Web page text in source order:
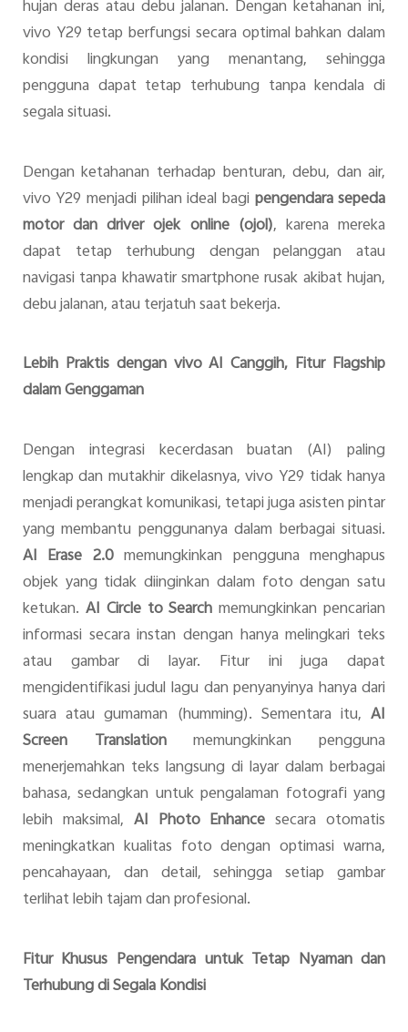
hujan deras atau debu jalanan. Dengan ketahanan ini,
vivo Y29 tetap berfungsi secara optimal bahkan dalam
kondisi lingkungan yang menantang, sehingga
pengguna dapat tetap terhubung tanpa kendala di
segala situasi.
Dengan ketahanan terhadap benturan, debu, dan air,
vivo Y29 menjadi pilihan ideal bagi pengendara sepeda
motor dan driver ojek online (ojol), karena mereka
dapat tetap terhubung dengan pelanggan atau
navigasi tanpa khawatir smartphone rusak akibat hujan,
debu jalanan, atau terjatuh saat bekerja.
Lebih Praktis dengan vivo AI Canggih, Fitur Flagship
dalam Genggaman
Dengan integrasi kecerdasan buatan (AI) paling
lengkap dan mutakhir dikelasnya, vivo Y29 tidak hanya
menjadi perangkat komunikasi, tetapi juga asisten pintar
yang membantu penggunanya dalam berbagai situasi.
AI Erase 2.0memungkinkan pengguna menghapus
objek yang tidak diinginkan dalam foto dengan satu
ketukan. AI Circle to Searchmemungkinkan pencarian
informasi secara instan dengan hanya melingkari teks
atau gambar di layar. Fitur ini juga dapat
mengidentifikasi judul lagu dan penyanyinya hanya dari
suara atau gumaman (humming). Sementara itu,AI
Screen Translationmemungkinkan pengguna
menerjemahkan teks langsung di layar dalam berbagai
bahasa, sedangkan untuk pengalaman fotografi yang
lebih maksimal, AI Photo Enhance secara otomatis
meningkatkan kualitas foto dengan optimasi warna,
pencahayaan, dan detail, sehingga setiap gambar
terlihat lebih tajam dan profesional.
Fitur Khusus Pengendara untuk Tetap Nyaman dan
Terhubung di Segala Kondisi